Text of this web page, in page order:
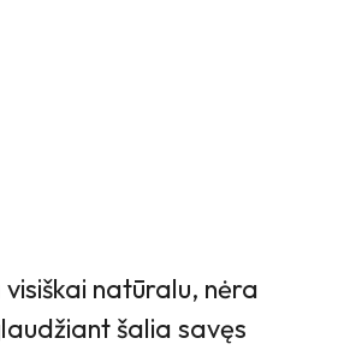
natūralu, nėra
šalia savęs